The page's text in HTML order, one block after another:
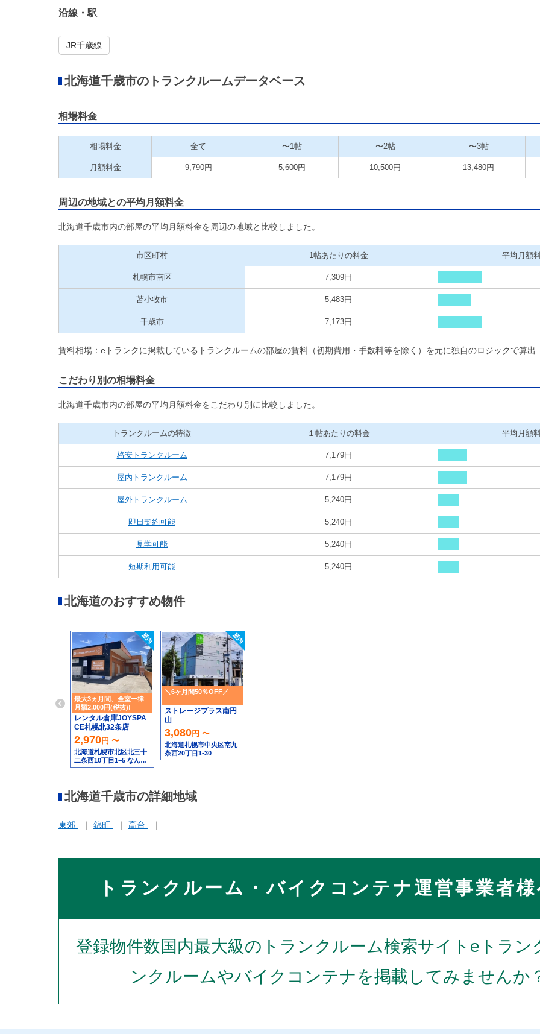
沿線・駅
JR千歳線
北海道千歳市のトランクルームデータベース
相場料金
相場料金 全て 〜1帖 〜2帖 〜3帖
月額料金 9,790円 5,600円 10,500円 13,480円
周辺の地域との平均月額料金
北海道千歳市内の部屋の平均月額料金を周辺の地域と比較しました。
市区町村 1帖あたりの料金 平均月額
札幌市南区 7,309円
苫小牧市 5,483円
千歳市 7,173円
賃料相場：eトランクに掲載しているトランクルームの部屋の賃料（初期費用・手数料等を除く）を元に独自のロジックで算出
こだわり別の相場料金
北海道千歳市内の部屋の平均月額料金をこだわり別に比較しました。
トランクルームの特徴 １帖あたりの料金 平均月額
格安トランクルーム 7,179円
屋内トランクルーム 7,179円
屋外トランクルーム 5,240円
即日契約可能 5,240円
見学可能 5,240円
短期利用可能 5,240円
北海道のおすすめ物件
最大3ヵ月間、全室一律
月額2,000円(税抜)!
レンタル倉庫JOYSPA
CE札幌北32条店
2,970円 〜
北海道札幌市北区北三十
二条西10丁目1−5 なんで
もリサイクルビッグバン
＼6ヶ月間50％OFF／
ストレージプラス南円
山
3,080円 〜
北海道札幌市中央区南九
条西20丁目1-30
北海道千歳市の詳細地域
東郊 錦町 高台
トランクルーム・バイクコンテナ運営事業者
登録物件数国内最大級のトランクルーム検索サイトeトラン
ンクルームやバイクコンテナを掲載してみませんか